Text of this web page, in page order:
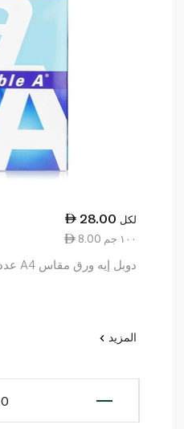
28.00 لكل
8.00 ١٠٠ جم
دوبل إيه ورق مقاس A4 عدد 500
المزيد
0